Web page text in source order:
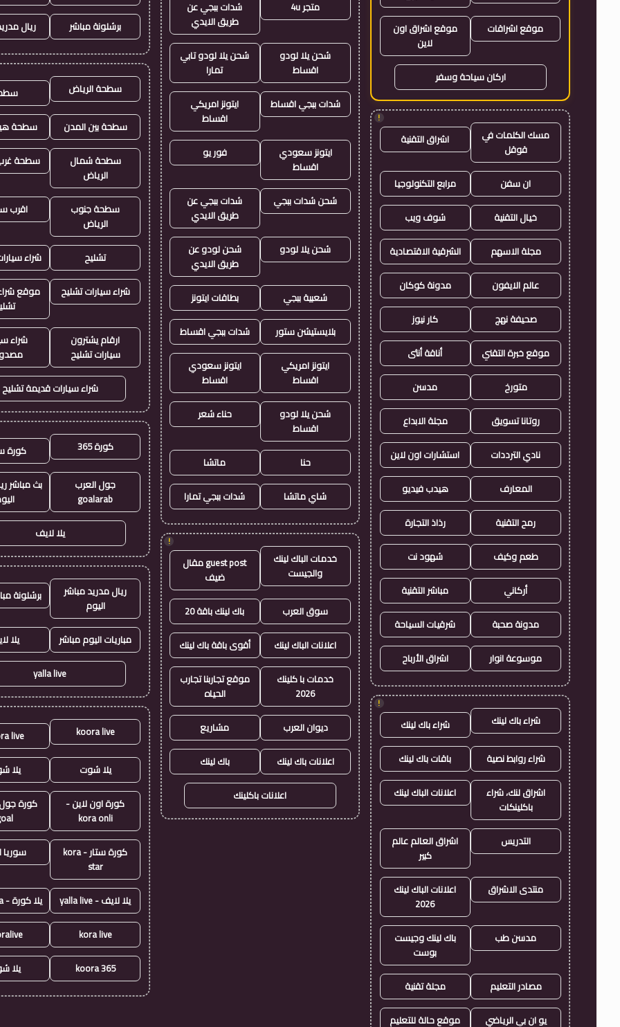
موقع اشراقات
موقع اشراق اون
لاين
اركان سياحة وسفر
!
مسك الكلمات في
قوقل
اشراق التقنية
ان سفن مرابع التكنولوجيا
خيال التقنية شوف ويب
مجلة الاسهم الشرقية الاقتصادية
عالم الايفون مدونة كوكان
صحيفة نهج كار نيوز
موقع خبرة التقني أناقة أنثى
متورخ مدسن
روتانا تسويق مجلة الابداع
نادي الترددات استشارات اون لاين
المعارف هيدب فيديو
رمح التقنية رذاذ التجارة
طعم وكيف شهود نت
أركاني مباشر التقنية
مدونة صحبة شرقيات السياحة
موسوعة انوار اشراق الأرباح
!
شراء باك لينك شراء باك لينك
شراء روابط نصية باقات باك لينك
اشراق لنك، شراء
باكلينكات
اعلانات الباك لينك
التدريس
اشراق العالم عالم
كبير
منتدى الاشراق
اعلانات الباك لينك
2026
مدسن طب
باك لينك وجيست
بوست
مصادر التعليم مجلة تقنية
يو ان بي الرياضي موقع حالة للتعليم
متجر 4u
شدات ببجي عن
طريق الايدي
شحن يلا لودو
اقساط
شحن يلا لودو تابي
تمارا
شدات ببجي اقساط
ايتونز امريكي
اقساط
ايتونز سعودي
اقساط
فور يو
شحن شدات ببجي
شدات ببجي عن
طريق الايدي
شحن يلا لودو
شحن لودو عن
طريق الايدي
شعبية ببجي بطاقات ايتونز
بلايستيشن ستور شدات ببجي اقساط
ايتونز امريكي
اقساط
ايتونز سعودي
اقساط
شحن يلا لودو
اقساط
حناء شعر
حنا ماتشا
شاي ماتشا شدات ببجي تمارا
!
خدمات الباك لينك
والجيست
guest post مقال
ضيف
سوق العرب باك لينك باقة 20
اعلانات الباك لينك أقوى باقة باك لينك
خدمات با كلينك
2026
موقع تجاربنا تجارب
الحياه
ديوان العرب مشاريع
اعلانات باك لينك باك لينك
اعلانات باكلينك
برشلونة مباشر ريال
سطحة الرياض
سطحة بين المدن سطحة
سطحة شمال
الرياض
سطحة
سطحة جنوب
الرياض
اقرب
تشليح شراء
شراء سيارات تشليح
موقع
ارقام يشترون
سيارات تشليح
شراء
شراء سيارات قديمة تشليح
كورة 365 كورة
جول العرب
goalarab
بث مباشر
يلا لايف
ريال مدريد مباشر
اليوم
برشلونة
مباريات اليوم مباشر يلا
yalla live
koora live
live
يلا شوت يلا
كورة اون لاين -
kora onli
كورة ستار - kora
star
سوريا
يلا لايف - yalla live يلا كورة - yallakora
kora live
koora 365 يلا